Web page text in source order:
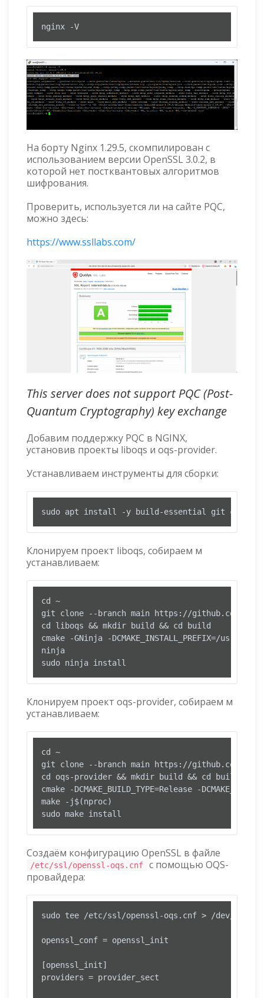
nginx -V
На борту Nginx 1.29.5, скомпилирован с
использованием версии OpenSSL 3.0.2, в
которой нет постквантовых алгоритмов
шифрования.
Проверить, используется ли на сайте PQC,
можно здесь:
https://www.ssllabs.com/
This server does not support PQC (Post-
Quantum Cryptography) key exchange
Добавим поддержку PQC в NGINX,
установив проекты liboqs и oqs-provider.
Устанавливаем инструменты для сборки:
sudo apt install -y build-essential git cmake
Клонируем проект liboqs, собираем м
устанавливаем:
cd ~
git clone --branch main https://github.com/
cd liboqs && mkdir build && cd build
cmake -GNinja -DCMAKE_INSTALL_PREFIX=/usr/local
ninja
sudo ninja install
Клонируем проект oqs-provider, собираем м
устанавливаем:
cd ~
git clone --branch main https://github.com/
cd oqs-provider && mkdir build && cd build
cmake -DCMAKE_BUILD_TYPE=Release -
make -j$(nproc)
sudo make install
Создаём конфигурацию OpenSSL в файле
/etc/ssl/openssl-oqs.cnf
с помощью OQS-
провайдера:
sudo tee /etc/ssl/openssl-oqs.cnf > /dev/null
openssl_conf = openssl_init
[openssl_init]
providers = provider_sect